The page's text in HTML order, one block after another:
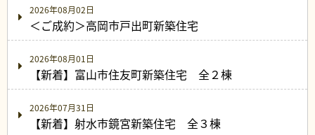
2026年08月02日
＜ご成約＞高岡市戸出町新築住宅
2026年08月01日
【新着】富山市住友町新築住宅 全２棟
2026年07月31日
【新着】射水市鏡宮新築住宅 全３棟